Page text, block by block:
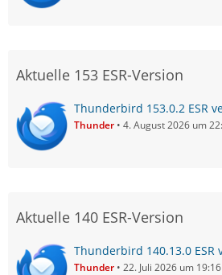
Aktuelle 153 ESR-Version
Thunderbird 153.0.2 ESR
Thunder 4. August 2026 um
Aktuelle 140 ESR-Version
Thunderbird 140.13.0
Thunder 22. Juli 2026 um 19:16